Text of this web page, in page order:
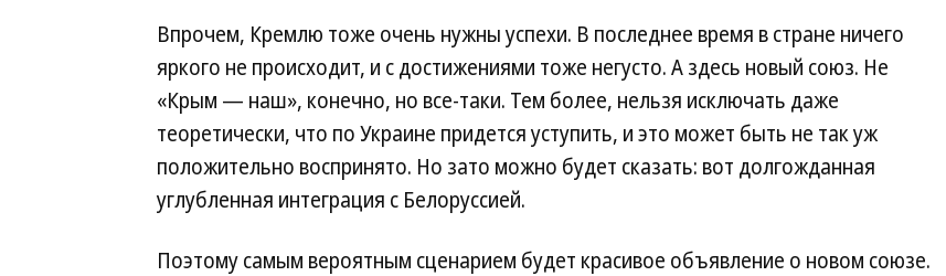
Впрочем, Кремлю тоже очень нужны успехи. В последнее время в стране ничего
яркого не происходит, и с достижениями тоже негусто. А здесь новый союз. Не
«Крым — наш», конечно, но все-таки. Тем более, нельзя исключать даже
теоретически, что по Украине придется уступить, и это может быть не так уж
положительно воспринято. Но зато можно будет сказать: вот долгожданная
углубленная интеграция с Белоруссией.
Поэтому самым вероятным сценарием будет красивое объявление о новом союзе.